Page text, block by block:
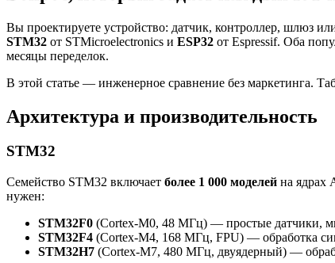
Вы проектируете устройство: датчик, контроллер, шлюз
STM32 от STMicroelectronics и ESP32 от Espressif. Оба
месяцы переделок.
В этой статье — инженерное сравнение без маркетинга.
Архитектура и производительность
STM32
Семейство STM32 включает более 1 000 моделей на ядрах
нужен:
STM32F0 (Cortex-M0, 48 МГц) — простые датчики,
STM32F4 (Cortex-M4, 168 МГц, FPU) — обработка
STM32H7 (Cortex-M7, 480 МГц, двуядерный) —